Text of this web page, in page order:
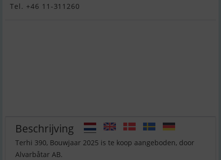
Tel. +46 11-311260
Beschrijving
Terhi 390, Bouwjaar 2025 is te koop aangeboden, door
Alvarbåtar AB.